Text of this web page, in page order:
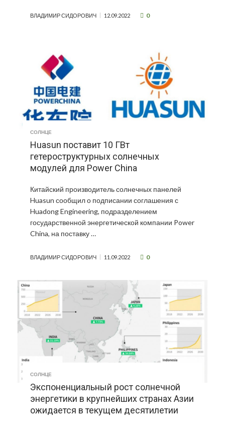
ВЛАДИМИР СИДОРОВИЧ 12.09.2022 0
СОЛНЦЕ
Huasun поставит 10 ГВт
гетероструктурных солнечных
модулей для Power China
Китайский производитель солнечных панелей
Huasun сообщил о подписании соглашения с
Huadong Engineering, подразделением
государственной энергетической компании Power
China, на поставку …
ВЛАДИМИР СИДОРОВИЧ 11.09.2022 0
СОЛНЦЕ
Экспоненциальный рост солнечной
энергетики в крупнейших странах Азии
ожидается в текущем десятилетии